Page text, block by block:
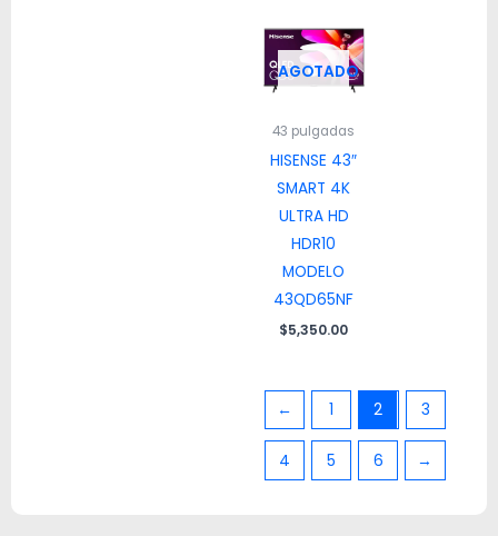
AGOTADO
43 pulgadas
HISENSE 43″
SMART 4K
ULTRA HD
HDR10
MODELO
43QD65NF
$5,350.00
← 1 2 3
4 5 6 →